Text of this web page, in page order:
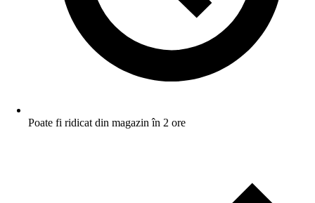
Poate fi ridicat din magazin în 2 ore